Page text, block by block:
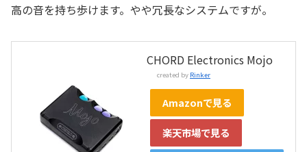
高の音を持ち歩けます。やや冗長なシステムですが。
CHORD Electronics Mojo
created by Rinker
Amazonで見る
楽天市場で見る